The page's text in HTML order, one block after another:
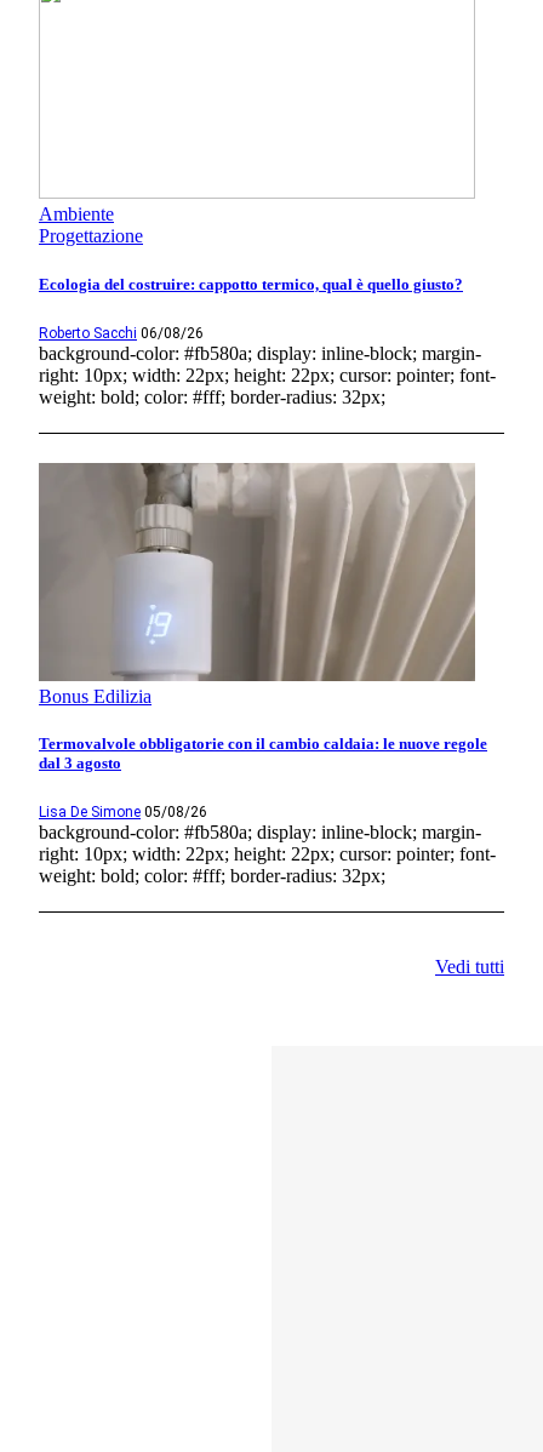
Ambiente
Progettazione
Ecologia del costruire: cappotto termico, qual è quello giusto?
Roberto Sacchi 06/08/26
background-color: #fb580a; display: inline-block; margin-
right: 10px; width: 22px; height: 22px; cursor: pointer; font-
weight: bold; color: #fff; border-radius: 32px;
Bonus Edilizia
Termovalvole obbligatorie con il cambio caldaia: le nuove regole
dal 3 agosto
Lisa De Simone 05/08/26
background-color: #fb580a; display: inline-block; margin-
right: 10px; width: 22px; height: 22px; cursor: pointer; font-
weight: bold; color: #fff; border-radius: 32px;
Vedi tutti